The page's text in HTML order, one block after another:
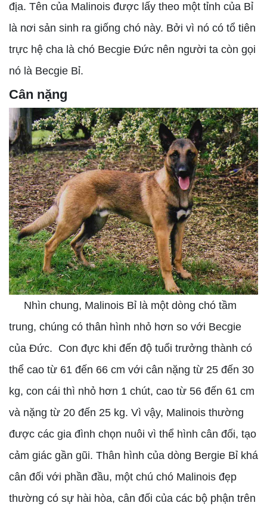
địa. Tên của Malinois được lấy theo một tỉnh của Bỉ
là nơi sản sinh ra giống chó này. Bởi vì nó có tổ tiên
trực hệ cha là chó Becgie Đức nên người ta còn gọi
nó là Becgie Bỉ.
Cân nặng
Nhìn chung, Malinois Bỉ là một dòng chó tầm
trung, chúng có thân hình nhỏ hơn so với Becgie
của Đức. Con đực khi đến độ tuổi trưởng thành có
thể cao từ 61 đến 66 cm với cân nặng từ 25 đến 30
kg, con cái thì nhỏ hơn 1 chút, cao từ 56 đến 61 cm
và nặng từ 20 đến 25 kg. Vì vậy, Malinois thường
được các gia đình chọn nuôi vì thể hình cân đối, tạo
cảm giác gần gũi. Thân hình của dòng Bergie Bỉ khá
cân đối với phần đầu, một chú chó Malinois đẹp
thường có sự hài hòa, cân đối của các bộ phận trên